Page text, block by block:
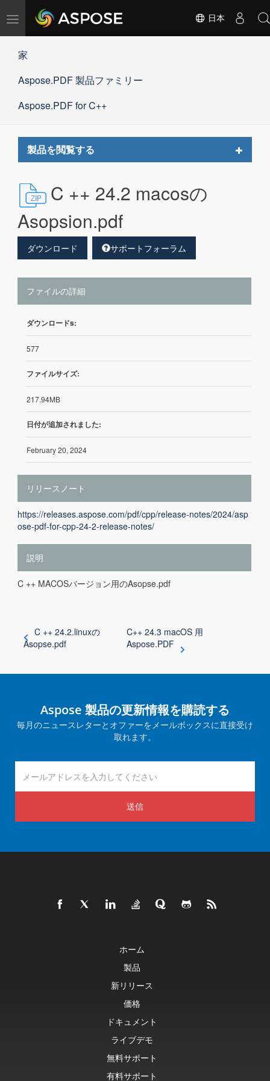
ナ
ー
ョ
の
日本
家
Aspose.PDF 製品ファミリー
Aspose.PDF for C++
製品を閲覧する
Toggle
C ++ 24.2 macosの
Asopsion.pdf
ダウンロード サポートフォーラム
ファイルの詳細
ダウンロードs:
577
ファイルサイズ:
217.94MB
日付が追加されました:
February 20, 2024
リリースノート
https://releases.aspose.com/pdf/cpp/release-notes/2024/asp
ose-pdf-for-cpp-24-2-release-notes/
説明
C ++ MACOSバージョン用のAsopse.pdf
C ++ 24.2.linuxの
Asopse.pdf
C++ 24.3 macOS 用
Aspose.PDF
Aspose 製品の更新情報を購読する
毎月のニュースレターとオファーをメールボックスに直接受け
取れます。
送信
ホーム
製品
新リリース
価格
ドキュメント
ライブデモ
無料サポート
有料サポート